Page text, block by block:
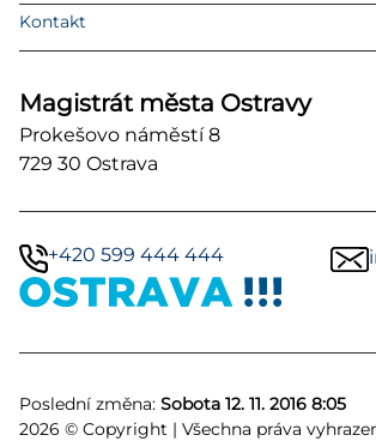
Kontakt
Magistrát města Ostravy
Prokešovo náměstí 8
729 30 Ostrava
+420 599 444 444
Poslední změna: Sobota 12. 11. 2016 8:05
2026 © Copyright | Všechna práva